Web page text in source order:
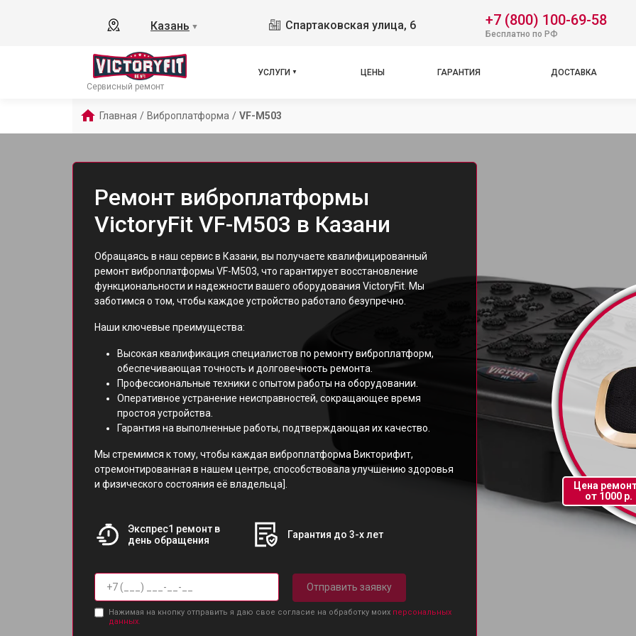
Казань ▼ Спартаковская улица, 6 +7 (800) 100-69-58
Бесплатно по РФ
Сервисный ремонт
УСЛУГИ ЦЕНЫ ГАРАНТИЯ ДОСТАВКА
Главная / Виброплатформа / VF-M503
Ремонт виброплатформы
VictoryFit VF-M503 в Казани
Обращаясь в наш сервис в Казани, вы получаете квалифицированный
ремонт виброплатформы VF-M503, что гарантирует восстановление
функциональности и надежности вашего оборудования VictoryFit. Мы
заботимся о том, чтобы каждое устройство работало безупречно.
Наши ключевые преимущества:
Высокая квалификация специалистов по ремонту виброплатформ,
обеспечивающая точность и долговечность ремонта.
Профессиональные техники с опытом работы на оборудовании.
Оперативное устранение неисправностей, сокращающее время
простоя устройства.
Гарантия на выполненные работы, подтверждающая их качество.
Мы стремимся к тому, чтобы каждая виброплатформа Викторифит,
отремонтированная в нашем центре, способствовала улучшению здоровья
и физического состояния её владельца].
Экспрес1 ремонт в
день обращения
Гарантия до 3-х лет
Отправить заявку
Нажимая на кнопку отправить я даю свое согласие на обработку моих персональных
данных.
Цена
от 1000 р.